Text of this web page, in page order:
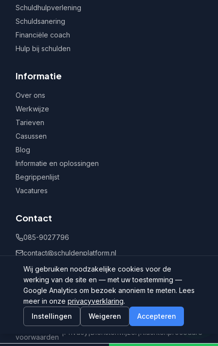
Schuldhulpverlening
Schuldsanering
Financiële coach
Hulp bij schulden
Informatie
Over ons
Werkwijze
Tarieven
Casussen
Blog
Informatie en oplossingen
Begrippenlijst
Vacatures
Contact
085-9027796
contact@schuldenplatform.nl
Postbus 802, 7400 AV Deventer
©
Schuldenplatform.nl
Algemene
voorwaarden
|Privacy |Dienstenwijzer |Klachtenprocedure
Wij gebruiken noodzakelijke cookies voor de
werking van de site en — met uw toestemming —
Google Analytics om bezoek anoniem te meten. Lees
meer in onze privacyverklaring.
Instellingen
Weigeren Accepteren